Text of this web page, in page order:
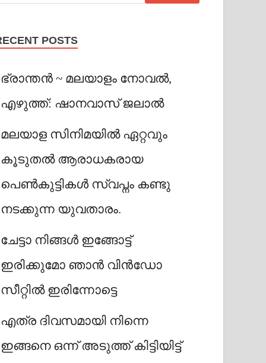
POSTS
ഭ്രാന്തൻ ~ മലയാളം നോവൽ,
എഴുത്ത്: ഷാനവാസ് ജലാൽ
മലയാള സിനിമയിൽ ഏറ്റവും
കൂടുതൽ ആരാധകരായ
പെൺകുട്ടികൾ സ്വപ്നം കണ്ടു
നടക്കുന്ന യുവതാരം.
ചേട്ടാ നിങ്ങൾ ഇങ്ങോട്ട്
ഇരിക്കുമോ ഞാൻ വിൻഡോ
സീറ്റിൽ ഇരിന്നോട്ടെ
എത്ര ദിവസമായി നിന്നെ
ഇങ്ങനെ ഒന്ന് അടുത്ത് കിട്ടിയിട്ട്